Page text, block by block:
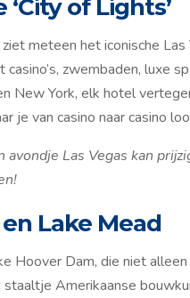
‘City of Lights’
meteen het iconische
zwembaden, luxe
New York, elk hotel
je van casino naar casino
avondje Las Vegas kan
Lake Mead
Hoover Dam, die niet
Amerikaanse